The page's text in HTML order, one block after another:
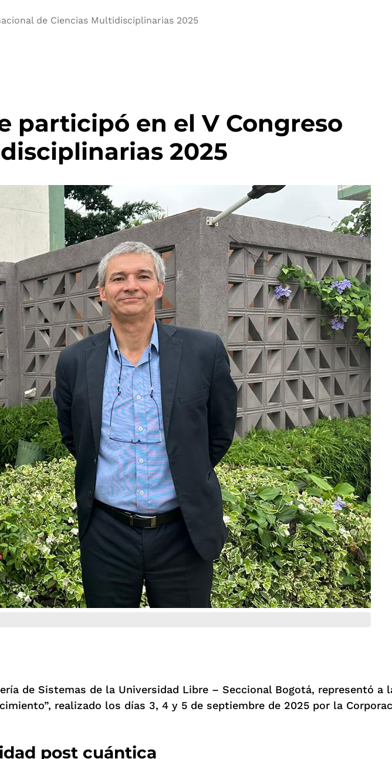
de Ciencias Multidisciplinarias 2025
participó en el V Congreso
2025
de Sistemas de la Universidad Libre – Seccional Bogotá, representó a
realizado los días 3, 4 y 5 de septiembre de 2025 por la
post cuántica